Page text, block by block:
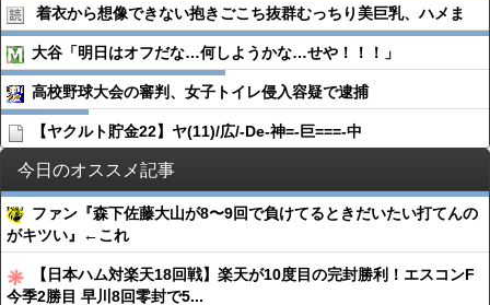
着衣から想像できない抱きごこち抜群むっちり美巨乳、ハメま
大谷「明日はオフだな…何しようかな…せや！！！」
高校野球大会の審判、女子トイレ侵入容疑で逮捕
【ヤクルト貯金22】ヤ(11)/広/-De-神=-巨===-中
今日のオススメ記事
ファン『森下佐藤大山が8〜9回で負けてるときだいたい打てんの
がキツい』←これ
【日本ハム対楽天18回戦】楽天が10度目の完封勝利！エスコンF
今季2勝目 早川8回零封で5...